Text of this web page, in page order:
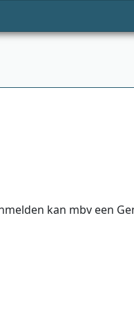
kan mbv een